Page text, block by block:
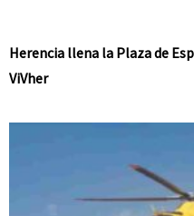
Herencia llena la Plaza de
ViVher